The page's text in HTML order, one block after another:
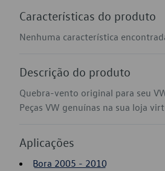
Características do produto
Nenhuma característica
Descrição do produto
Quebra-vento original para seu
Peças VW genuínas na sua loja
Aplicações
Bora 2005 - 2010